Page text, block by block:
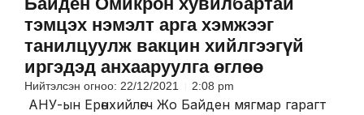
тэмцэх нэмэлт арга хэмжээг
танилцуулж вакцин хийлгээгүй
иргэдэд анхааруулга өглөө
Нийтэлсэн огноо: 22/12/2021 2:08 pm
АНУ-ын Ерөнхийлөгч Жо Байден мягмар гарагт